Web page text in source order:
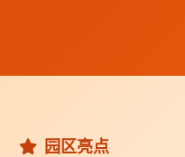
园区亮点